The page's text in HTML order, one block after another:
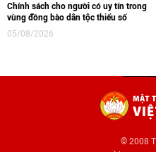
Chính sách cho người có uy tín trong
vùng đồng bào dân tộc thiểu số
05/08/2026
© 2008